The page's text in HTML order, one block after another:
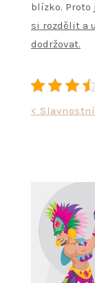
blízko. Proto j
si rozdělit a
dodržovat.
Navigace
<